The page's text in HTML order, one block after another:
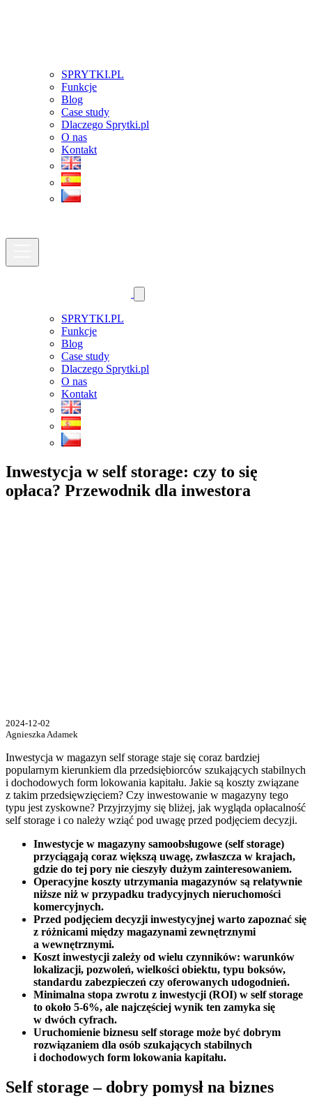
SPRYTKI.PL
Funkcje
Blog
Case study
Dlaczego Sprytki.pl
O nas
Kontakt
SPRYTKI.PL
Funkcje
Blog
Case study
Dlaczego Sprytki.pl
O nas
Kontakt
Inwestycja w self storage: czy to się
opłaca? Przewodnik dla inwestora
2024-12-02
Agnieszka Adamek
Inwestycja w magazyn self storage staje się coraz bardziej
popularnym kierunkiem dla przedsiębiorców szukających stabilnych
i dochodowych form lokowania kapitału. Jakie są koszty związane
z takim przedsięwzięciem? Czy inwestowanie w magazyny tego
typu jest zyskowne? Przyjrzyjmy się bliżej, jak wygląda opłacalność
self storage i co należy wziąć pod uwagę przed podjęciem decyzji.
Inwestycje w magazyny samoobsługowe (self storage)
przyciągają coraz większą uwagę, zwłaszcza w krajach,
gdzie do tej pory nie cieszyły dużym zainteresowaniem.
Operacyjne koszty utrzymania magazynów są relatywnie
niższe niż w przypadku tradycyjnych nieruchomości
komercyjnych.
Przed podjęciem decyzji inwestycyjnej warto zapoznać się
z różnicami między magazynami zewnętrznymi
a wewnętrznymi.
Koszt inwestycji zależy od wielu czynników: warunków
lokalizacji, pozwoleń, wielkości obiektu, typu boksów,
standardu zabezpieczeń czy oferowanych udogodnień.
Minimalna stopa zwrotu z inwestycji (ROI) w self storage
to około 5-6%, ale najczęściej wynik ten zamyka się
w dwóch cyfrach.
Uruchomienie biznesu self storage może być dobrym
rozwiązaniem dla osób szukających stabilnych
i dochodowych form lokowania kapitału.
Self storage – dobry pomysł na biznes